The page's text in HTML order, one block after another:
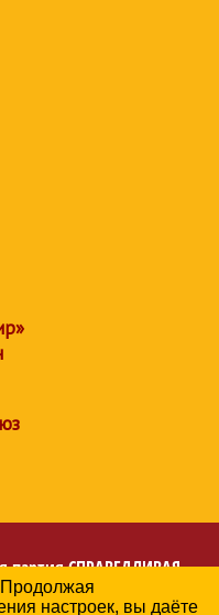
партияСПРАВЕДЛИВАЯ
настроек, вы даёте